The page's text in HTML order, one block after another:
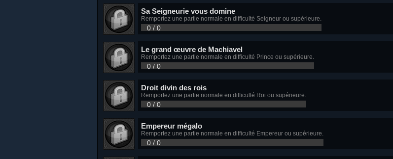
Sa Seigneurie vous domine
Remportez une partie normale en difficulté Seigneur ou supérieure.
0 / 0
Le grand œuvre de Machiavel
Remportez une partie normale en difficulté Prince ou supérieure.
0 / 0
Droit divin des rois
Remportez une partie normale en difficulté Roi ou supérieure.
0 / 0
Empereur mégalo
Remportez une partie normale en difficulté Empereur ou supérieure.
0 / 0